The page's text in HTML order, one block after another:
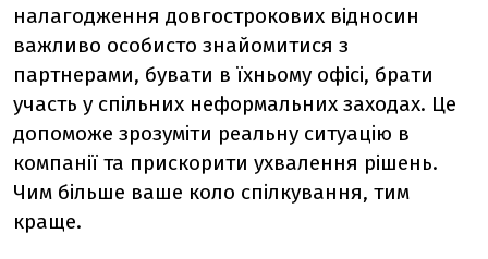
налагодження довгострокових відносин
важливо особисто знайомитися з
партнерами, бувати в їхньому офісі, брати
участь у спільних неформальних заходах. Це
допоможе зрозуміти реальну ситуацію в
компанії та прискорити ухвалення рішень.
Чим більше ваше коло спілкування, тим
краще.